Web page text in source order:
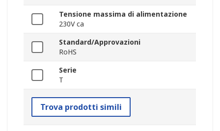
Tensione massima di alimentazione
230V ca
Standard/Approvazioni
RoHS
Serie
T
Trova prodotti simili